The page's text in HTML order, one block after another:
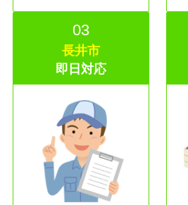
03
長井市
即日 対応